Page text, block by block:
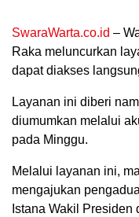
SwaraWarta.co.id –
Raka meluncurkan
dapat diakses
Layanan ini diberi
diumumkan melalui
pada Minggu.
Melalui layanan ini,
mengajukan
Istana Wakil